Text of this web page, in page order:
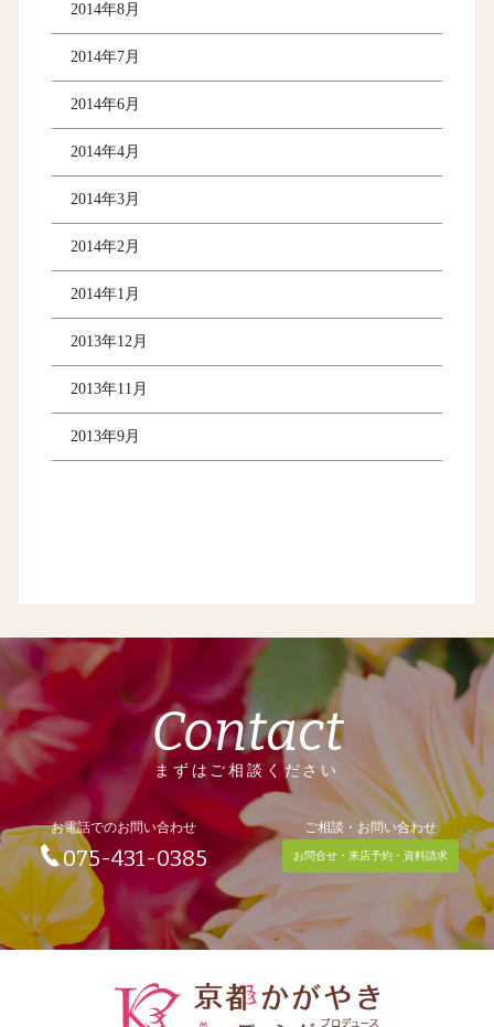
2014年8月
2014年7月
2014年6月
2014年4月
2014年3月
2014年2月
2014年1月
2013年12月
2013年11月
2013年9月
Contact
まずはご相談ください
お電話でのお問い合わせ
075-431-0385
ご相談・お問い合わせ
お問合せ・来店予約・資料請求